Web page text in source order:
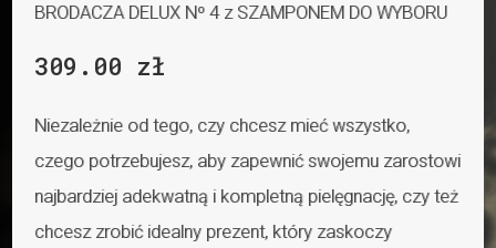
BRODACZA DELUX Nº 4 z SZAMPONEM DO WYBORU
309.00 zł
Niezależnie od tego, czy chcesz mieć wszystko,
czego potrzebujesz, aby zapewnić swojemu zarostowi
najbardziej adekwatną i kompletną pielęgnację, czy też
chcesz zrobić idealny prezent, który zaskoczy